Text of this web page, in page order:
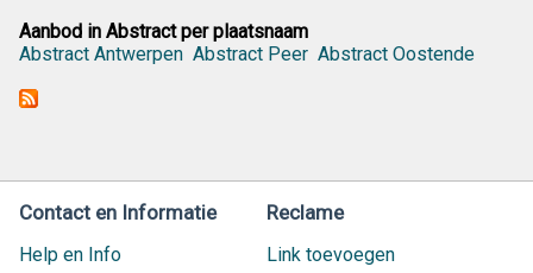
Aanbod in Abstract per plaatsnaam
Abstract Antwerpen Abstract Peer Abstract Oostende
Contact en Informatie
Help en Info
Reclame
Link toevoegen